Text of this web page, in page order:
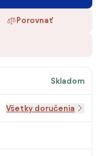
Porovnať
Skladom
Všetky doručenia